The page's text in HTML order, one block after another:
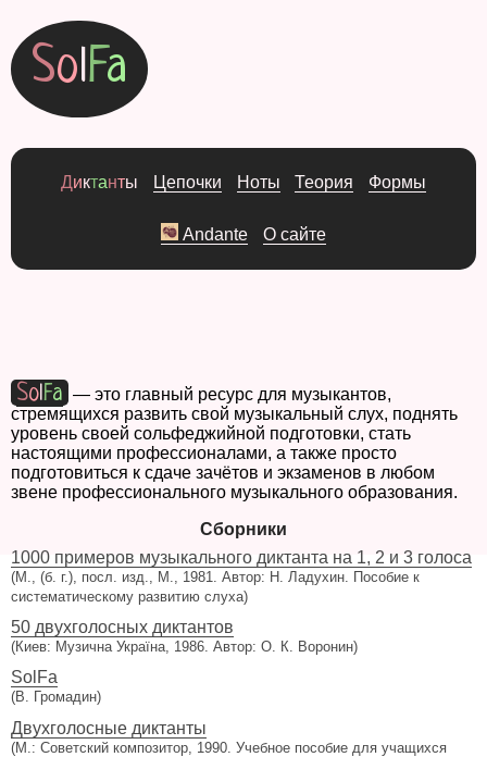
SolFa
Диктанты Цепочки Ноты Теория Формы
Andante О сайте
SolFa — это главный ресурс для музыкантов,
стремящихся развить свой музыкальный слух, поднять
уровень своей сольфеджийной подготовки, стать
настоящими профессионалами, а также просто
подготовиться к сдаче зачётов и экзаменов в любом
звене профессионального музыкального образования.
Сборники
1000 примеров музыкального диктанта на 1, 2 и 3 голоса
(М., (б. г.), посл. изд., М., 1981. Автор: Н. Ладухин. Пособие к
систематическому развитию слуха)
50 двухголосных диктантов
(Киев: Музична Україна, 1986. Автор: О. К. Воронин)
SolFa
(В. Громадин)
Двухголосные диктанты
(М.: Советский композитор, 1990. Учебное пособие для учащихся